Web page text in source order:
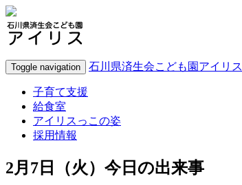
Toggle navigation 石川県済生会こども園アイリス
子育て支援
給食室
アイリスっこの姿
採用情報
2月7日（火）今日の出来事